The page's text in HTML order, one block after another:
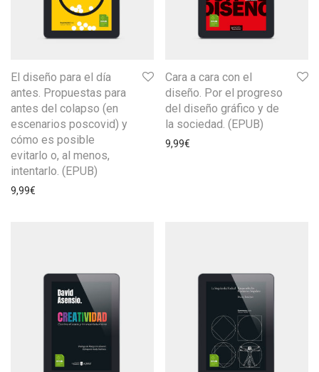
El diseño para el día
antes. Propuestas para
antes del colapso (en
escenarios poscovid) y
cómo es posible
evitarlo o, al menos,
intentarlo. (EPUB)
9,99€
Cara a cara con el
diseño. Por el progreso
del diseño gráfico y de
la sociedad. (EPUB)
9,99€